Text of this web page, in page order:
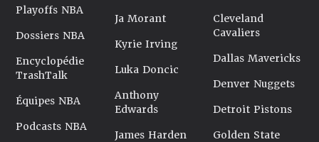
Playoffs NBA
Dossiers NBA
Encyclopédie
TrashTalk
Équipes NBA
Podcasts NBA
Ja Morant
Kyrie Irving
Luka Doncic
Anthony
Edwards
James Harden
Cleveland
Cavaliers
Dallas Mavericks
Denver Nuggets
Detroit Pistons
Golden State